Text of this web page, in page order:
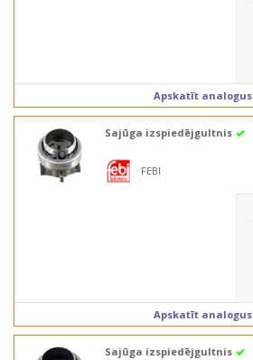
Apskatīt analogus
Sajūga izspiedējgultnis
FEBI
Apskatīt analogus
Sajūga izspiedējgultnis